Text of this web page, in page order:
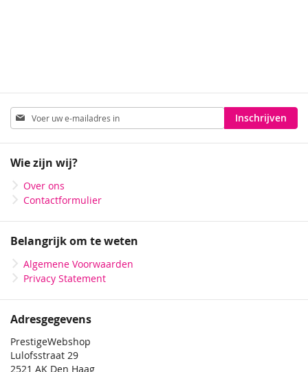
Abonneer
u
op
nieuwsbrief
Inschrijven
Wie zijn wij?
Over ons
Contactformulier
Belangrijk om te weten
Algemene Voorwaarden
Privacy Statement
Adresgegevens
PrestigeWebshop
Lulofsstraat 29
2521 AK Den Haag